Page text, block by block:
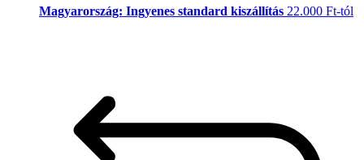
Magyarország: Ingyenes standard kiszállítás 22.000 Ft-tól